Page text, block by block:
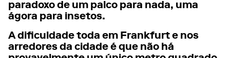
paradoxo de um palco para nada, uma
ágora para insetos.
A dificuldade toda em Frankfurt e nos
arredores da cidade é que não há